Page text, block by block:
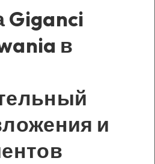
в
и